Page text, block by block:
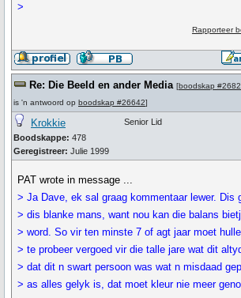
>
Rapporteer
Re: Die Beeld en ander Media [boodskap
is 'n antwoord op boodskap #26642]
Krokkie
Boodskappe: 478
Geregistreer: Julie 1999
Senior Lid
PAT wrote in message ...
> Ja Dave, ek sal graag kommentaar lewer. Dis
> dis blanke mans, want nou kan die balans
> word. So vir ten minste 7 of agt jaar moet
> te probeer vergoed vir die talle jare wat dit
> dat dit n swart persoon was wat n misdaad
> as alles gelyk is, dat moet kleur nie meer